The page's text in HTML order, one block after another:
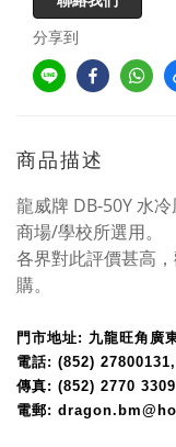
分享到
商品描述
龍威牌 DB-50Y 水
商場/學校所選用。
各界對此評價甚高
購。
門市地址: 九龍旺角廣
電話: (852)
傳真: (852) 2770 3309
電郵: